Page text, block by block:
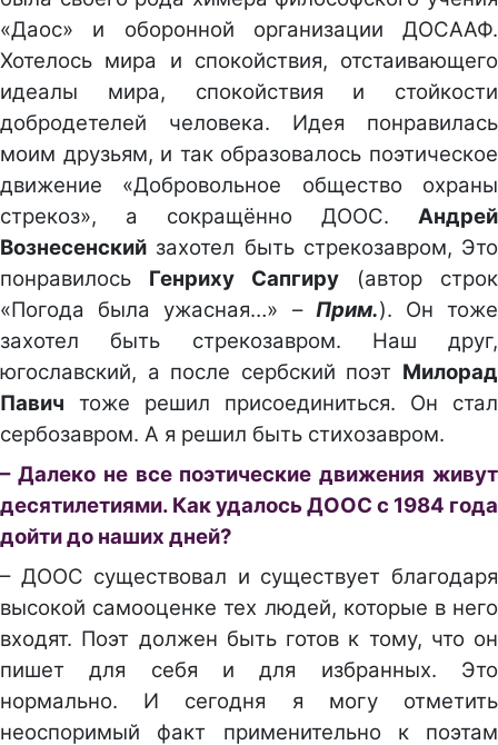
«Даос» и оборонной организации ДОСААФ.
Хотелось мира и спокойствия, отстаивающего
идеалы мира, спокойствия и стойкости
добродетелей человека. Идея понравилась
моим друзьям, и так образовалось поэтическое
движение «Добровольное общество охраны
стрекоз», а сокращённо ДООС. Андрей
Вознесенский захотел быть стрекозавром, Это
понравилось Генриху Сапгиру (автор строк
«Погода была ужасная…» – Прим.). Он тоже
захотел быть стрекозавром. Наш друг,
югославский, а после сербский поэт Милорад
Павич тоже решил присоединиться. Он стал
сербозавром. А я решил быть стихозавром.
– Далеко не все поэтические движения живут
десятилетиями. Как удалось ДООС с 1984 года
дойти до наших дней?
– ДООС существовал и существует благодаря
высокой самооценке тех людей, которые в него
входят. Поэт должен быть готов к тому, что он
пишет для себя и для избранных. Это
нормально. И сегодня я могу отметить
неоспоримый факт применительно к поэтам